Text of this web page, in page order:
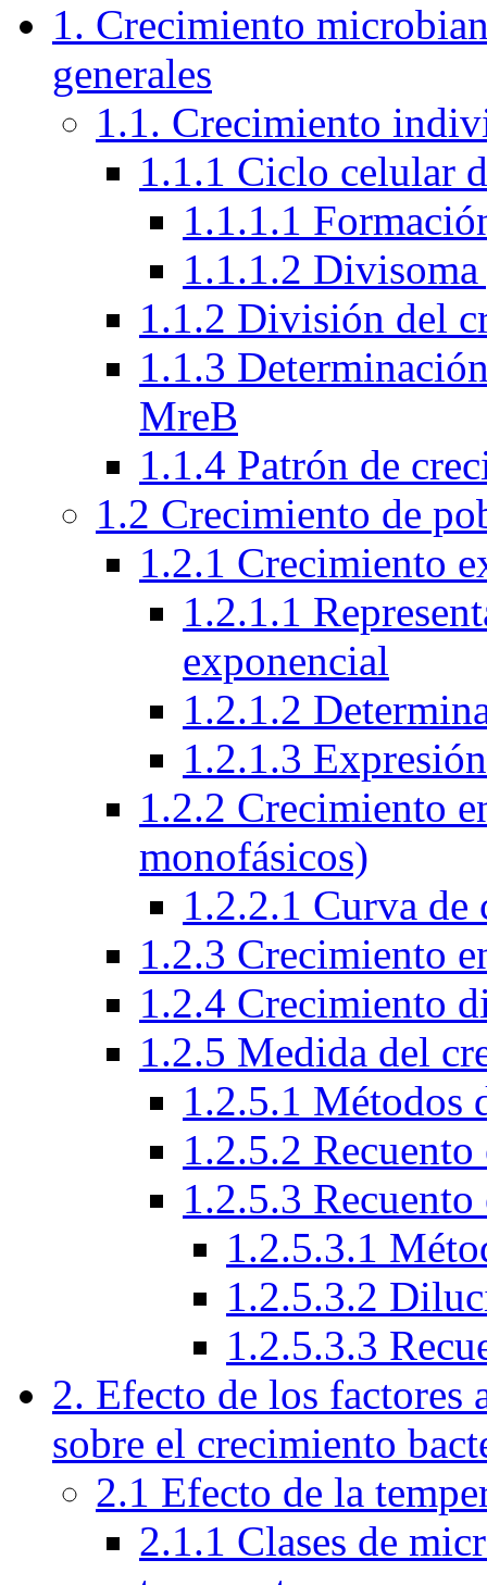
1. Crecimiento
generales
1.1. Crecimiento
1.1.1 Ciclo celular
1.1.1.1
1.1.1.2
1.1.2 División del
1.1.3
MreB
1.1.4 Patrón de
1.2 Crecimiento de
1.2.1 Crecimiento
1.2.1.1
exponencial
1.2.1.2
1.2.1.3
1.2.2 Crecimiento
monofásicos)
1.2.2.1 Curva de
1.2.3 Crecimiento
1.2.4 Crecimiento
1.2.5 Medida del
1.2.5.1 Métodos
1.2.5.2
1.2.5.3 Recuento
1.2.5.3.1
1.2.5.3.2
1.2.5.3.3
2. Efecto de los factores
sobre el crecimiento
2.1 Efecto de la
2.1.1 Clases de